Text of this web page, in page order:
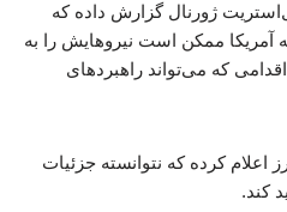
ژورنال گزارش داده که
آمریکا ممکن است نیروهایش را به
که می‌تواند راهبردهای
اعلام کرده که نتوانسته جزئیات
کند.